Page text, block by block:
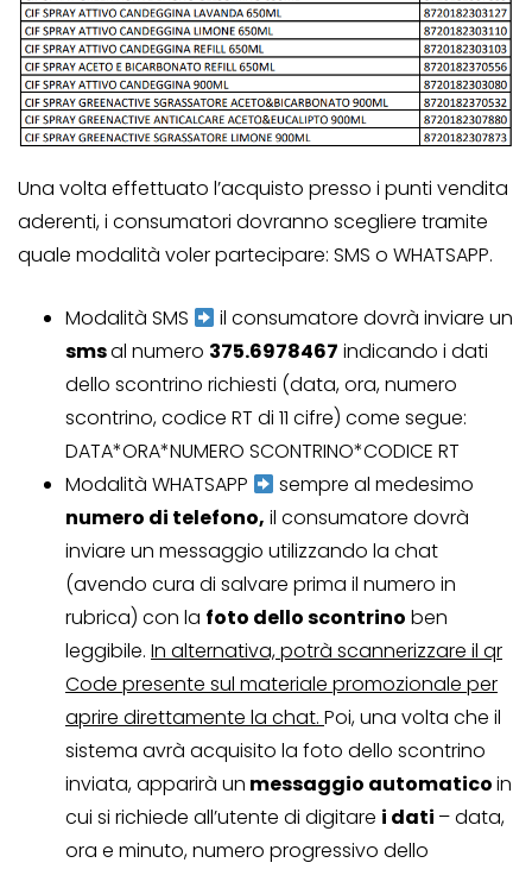
Una volta effettuato l’acquisto presso i punti vendita
aderenti, i consumatori dovranno scegliere tramite
quale modalità voler partecipare: SMS o WHATSAPP.
Modalità SMS
il consumatore dovrà inviare un
smsal numero 375.6978467 indicando i dati
dello scontrino richiesti (data, ora, numero
scontrino, codice RT di 11 cifre) come segue:
DATA*ORA*NUMERO SCONTRINO*CODICE RT
Modalità WHATSAPP
sempre al medesimo
numero di telefono, il consumatore dovrà
inviare un messaggio utilizzando la chat
(avendo cura di salvare prima il numero in
rubrica) con la foto dello scontrino ben
leggibile. In alternativa, potrà scannerizzare il qr
Code presente sul materiale promozionale per
aprire direttamente la chat. Poi, una volta che il
sistema avrà acquisito la foto dello scontrino
inviata, apparirà un messaggio automaticoin
cui si richiede all’utente di digitare i dati – data,
ora e minuto, numero progressivo dello